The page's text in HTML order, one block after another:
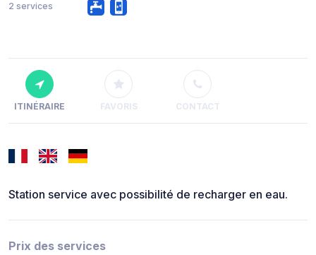
2 services
ITINÉRAIRE FAVORIS CONTACT
Station service avec possibilité de recharger en eau.
Prix des services